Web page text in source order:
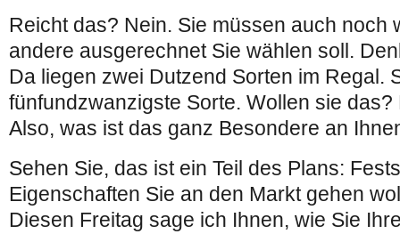
Reicht das? Nein. Sie müssen auch noch
andere ausgerechnet Sie wählen soll.
Da liegen zwei Dutzend Sorten im Regal.
fünfundzwanzigste Sorte. Wollen sie
Also, was ist das ganz Besondere an
Sehen Sie, das ist ein Teil des Plans:
Eigenschaften Sie an den Markt gehen
Diesen Freitag sage ich Ihnen, wie Sie